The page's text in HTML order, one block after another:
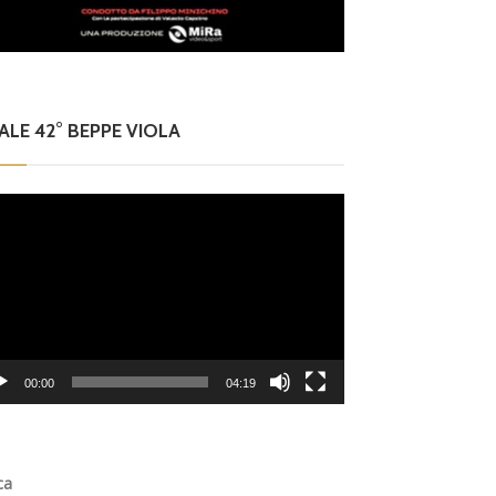
42° BEPPE VIOLA
00:00 04:19